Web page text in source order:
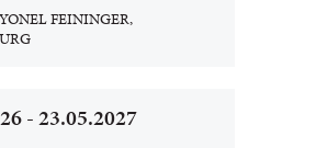
FEININGER,
- 23.05.2027